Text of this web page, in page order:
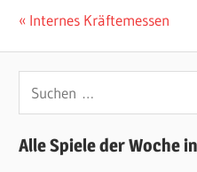
Vorheriger
Internes Kräftemessen
Alle Spiele der Woche